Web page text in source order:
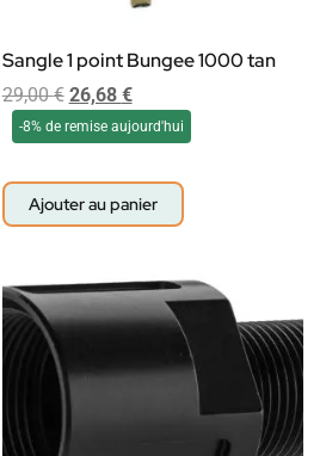
Sangle 1 point Bungee 1000 tan
29,00€ 26,68 €
-8% de remise aujourd'hui
Ajouter au panier